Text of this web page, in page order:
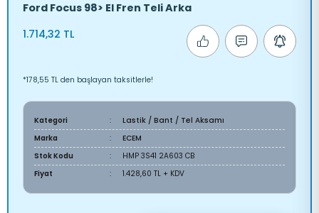
Ford Focus 98> El Fren Teli Arka
1.714,32 TL
*178,55 TL den başlayan taksitlerle!
Kategori
Lastik / Bant / Tel Aksamı
Marka
ECEM
Stok Kodu
HMP 3S41 2A603 CB
Fiyat
1.428,60 TL + KDV